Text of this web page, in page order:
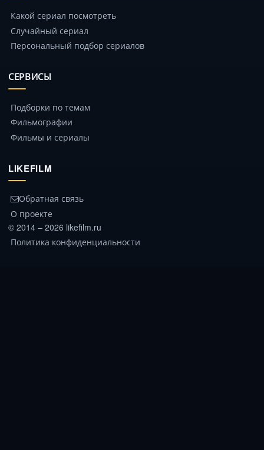
Какой сериал посмотреть
Случайный сериал
Персональный подбор сериалов
СЕРВИСЫ
Подборки по темам
Фильмографии
Фильмы и сериалы
LIKEFILM
Обратная связь
О проекте
© 2014 – 2026 likefilm.ru
Политика конфиденциальности